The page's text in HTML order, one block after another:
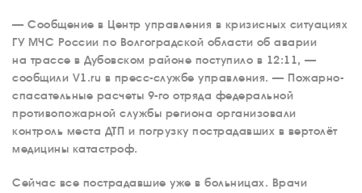
— Сообщение в Центр управления в кризисных ситуациях
ГУ МЧС России по Волгоградской области об аварии
на трассе в Дубовском районе поступило в 12:11, —
сообщили V1.ru в пресс-службе управления. — Пожарно-
спасательные расчеты 9-го отряда федеральной
противопожарной службы региона организовали
контроль места ДТП и погрузку пострадавших в вертолёт
медицины катастроф.
Сейчас все пострадавшие уже в больницах. Врачи